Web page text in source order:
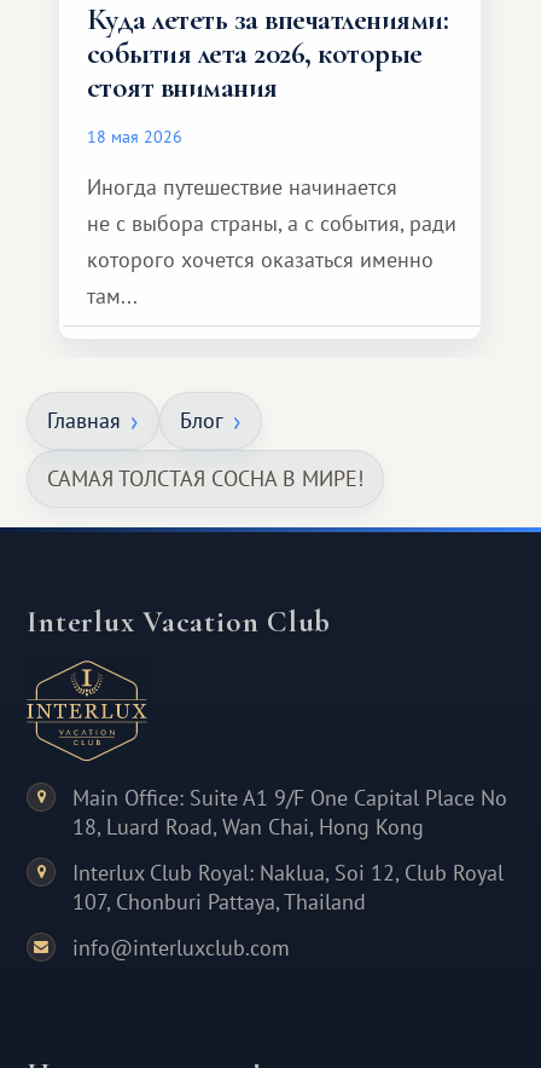
Куда лететь за впечатлениями:
события лета 2026, которые
стоят внимания
18 мая 2026
Иногда путешествие начинается
не с выбора страны, а с события, ради
которого хочется оказаться именно
там...
Главная Блог
САМАЯ ТОЛСТАЯ СОСНА В МИРЕ!
Interlux Vacation Club
Main Office: Suite A1 9/F One Capital Place No
18, Luard Road, Wan Chai, Hong Kong
Interlux Club Royal: Naklua, Soi 12, Club Royal
107, Chonburi Pattaya, Thailand
info@interluxclub.com